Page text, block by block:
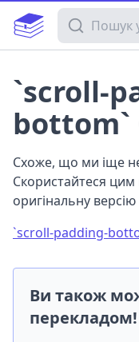
Пошук у
`scroll-
bottom`
Схоже, що ми іще
Скористайтеся
оригінальну версію
`scroll-padding-
Ви також
перекладом!